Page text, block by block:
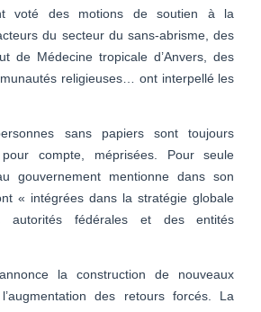
voté des motions de soutien à la
du secteur du sans-abrisme, des
de Médecine tropicale d’Anvers, des
religieuses… ont interpellé les
sans papiers sont toujours
compte, méprisées. Pour seule
gouvernement mentionne dans son
« intégrées dans la stratégie globale
autorités fédérales et des entités
la construction de nouveaux
des retours forcés. La